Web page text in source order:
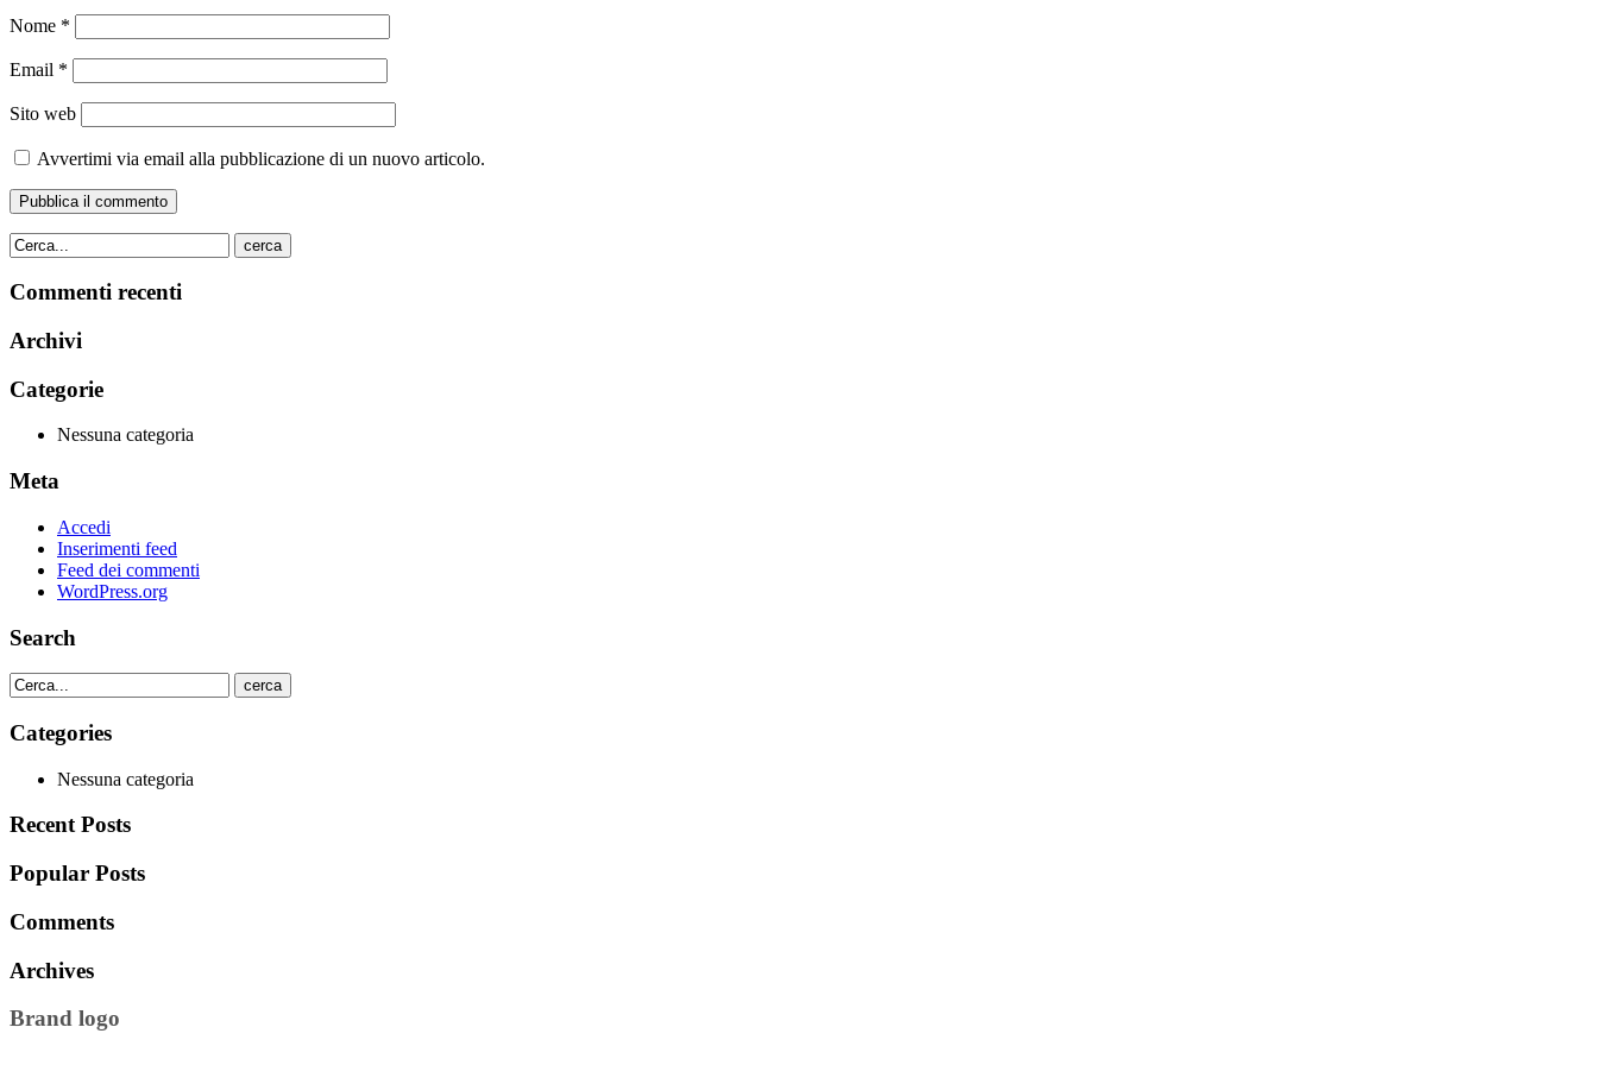
Nome *
Email *
Sito web
Avvertimi via email alla pubblicazione di un nuovo articolo.
cerca
Commenti recenti
Archivi
Categorie
Nessuna categoria
Meta
Accedi
Inserimenti feed
Feed dei commenti
WordPress.org
Search
cerca
Categories
Nessuna categoria
Recent Posts
Popular Posts
Comments
Archives
Brand logo